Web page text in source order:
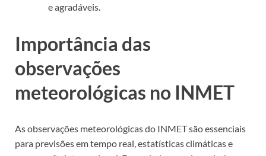
e agradáveis.
Importância das
observações
meteorológicas no INMET
As observações meteorológicas do INMET são essenciais
para previsões em tempo real, estatísticas climáticas e